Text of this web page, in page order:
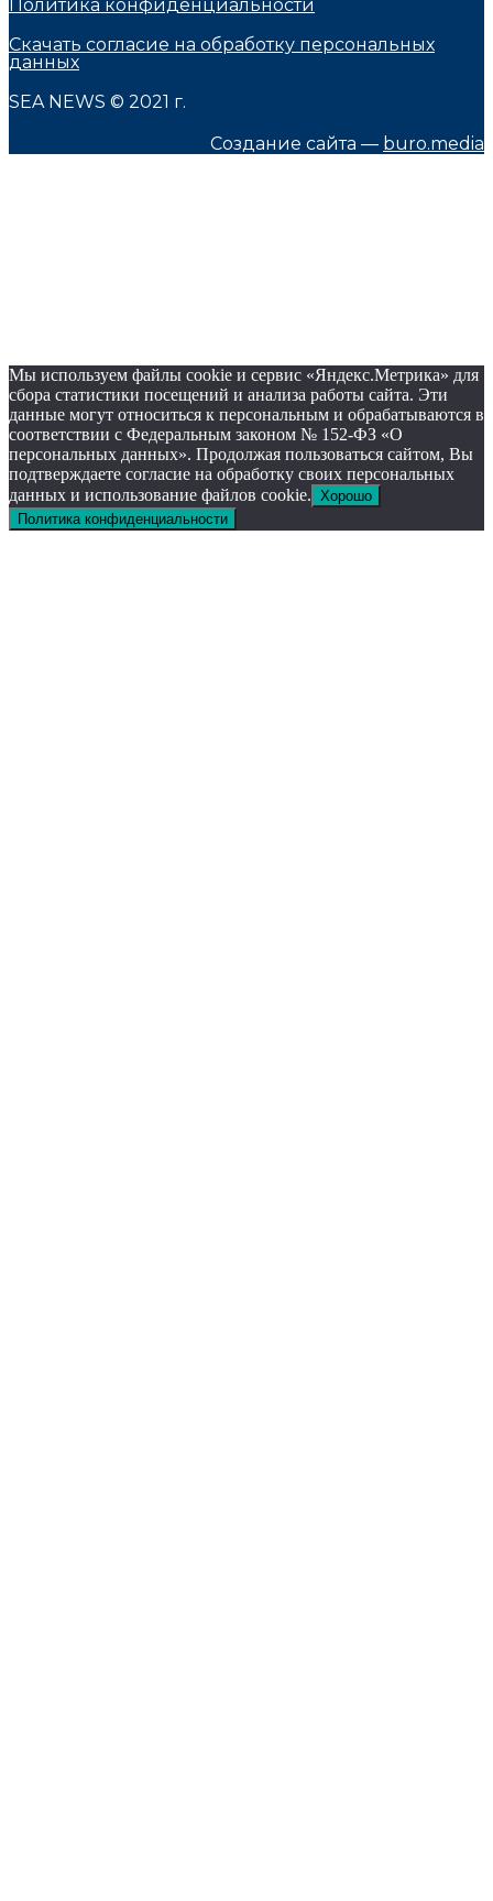
Политика конфиденциальности
Скачать согласие на обработку персональных
данных
SEA NEWS © 2021 г.
Создание сайта — buro.media
Мы используем файлы cookie и сервис «Яндекс.Метрика» для
сбора статистики посещений и анализа работы сайта. Эти
данные могут относиться к персональным и обрабатываются в
соответствии с Федеральным законом № 152-ФЗ «О
персональных данных». Продолжая пользоваться сайтом, Вы
подтверждаете согласие на обработку своих персональных
данных и использование файлов cookie. Хорошо
Политика конфиденциальности